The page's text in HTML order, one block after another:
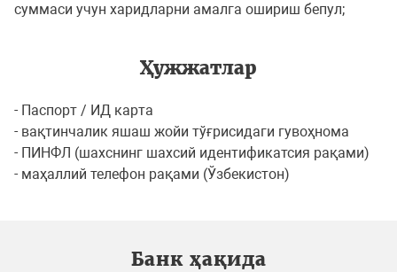
суммаси учун харидларни амалга ошириш бепул;
Ҳужжатлар
- Паспорт / ИД карта
- вақтинчалик яшаш жойи тўғрисидаги гувоҳнома
- ПИНФЛ (шахснинг шахсий идентификатсия рақами)
- маҳаллий телефон рақами (Ўзбекистон)
Банк ҳақида